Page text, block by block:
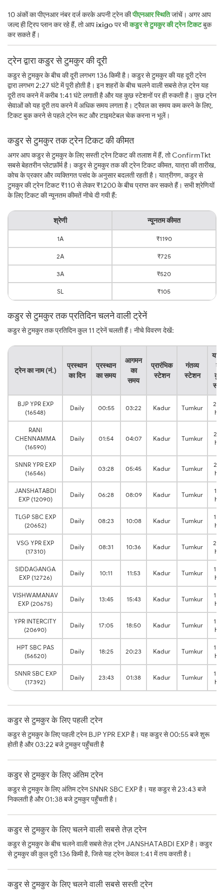
10 अंकों का पीएनआर नंबर दर्ज करके अपनी ट्रेन कीपीएनआर स्थितिजांचें। अगर आप
जल्द ही ट्रिप प्लान कर रहे हैं, तो आपixigoपर भीकडुर से टुमकुर की ट्रेन टिकटबुक
कर सकते हैं।
ट्रेन द्वारा कडुर से टुमकुर की दूरी
कडुर से टुमकुर के बीच की दूरी लगभग 136 किमी है। कडुर से टुमकुर की यह दूरी ट्रेन
द्वारा लगभग 2:27 घंटे में पूरी होती है। इन शहरों के बीच चलने वाली सबसे तेज़ ट्रेन यह
दूरी तय करने में करीब 1:41 घंटे लगाती है और यह कुछ स्टेशनों पर ही रुकती है। कुछ ट्रेन
सेवाओं को यह दूरी तय करने में अधिक समय लगता है। ट्रैवल का समय कम करने के लिए,
टिकट बुक करने से पहले ट्रेन रूट और टाइमटेबल चेक करना न भूलें।
कडुर से टुमकुर तक ट्रेन टिकट की कीमत
अगर आप कडुर से टुमकुर के लिए सस्ती ट्रेन टिकट की तलाश में हैं, तो ConfirmTkt
सबसे बेहतरीन प्लेटफ़ॉर्म है। कडुर से टुमकुर तक की ट्रेन टिकट कीमत, यात्रा की तारीख,
कोच के प्रकार और व्यक्तिगत पसंद के अनुसार बदलती रहती है। यात्रीगण, कडुर से
टुमकुर की ट्रेन टिकट ₹110 से लेकर ₹1200 के बीच प्राप्त कर सकते हैं। सभी श्रेणियों
के लिए टिकट की न्यूनतम कीमतें नीचे दी गयी हैं:
श्रेणी न्यूनतम कीमत
1A ₹1190
2A ₹725
3A ₹520
SL ₹105
कडुर से टुमकुर तक प्रतिदिन चलने वाली ट्रेनें
कडुर से टुमकुर तक प्रतिदिन कुल 11 ट्रेनें चलती हैं। नीचे विवरण देखें:
ट्रेन का नाम (नं.)
प्रस्थान
का दिन
प्रस्थान
का समय
आगमन
का
समय
प्रारंभिक
स्टेशन
गंतव्य
स्टेशन
का
कुल
BJP YPR EXP
(16548)
Daily 00:55 03:22 Kadur Tumkur
hrs
RANI
CHENNAMMA
(16590)
Daily 01:54 04:07 Kadur Tumkur
2:13
hrs
SNNR YPR EXP
(16546)
Daily 03:28 05:45 Kadur Tumkur
2:17
hrs
JANSHATABDI
EXP (12090)
Daily 06:28 08:09 Kadur Tumkur
1:41
hrs
TLGP SBC EXP
(20652)
Daily 08:23 10:08 Kadur Tumkur
1:45
hrs
VSG YPR EXP
(17310)
Daily 08:31 10:36 Kadur Tumkur
hrs
SIDDAGANGA
EXP (12726)
Daily 10:11 11:53 Kadur Tumkur
1:42
hrs
VISHWAMANAV
EXP (20675)
Daily 13:45 15:43 Kadur Tumkur
1:58
hrs
YPR INTERCITY
(20690)
Daily 17:05 18:50 Kadur Tumkur
1:45
hrs
HPT SBC PAS
(56520)
Daily 18:25 20:23 Kadur Tumkur
1:58
hrs
SNNR SBC EXP
(17392)
Daily 23:43 01:38 Kadur Tumkur
1:55
hrs
कडुर से टुमकुर के लिए पहली ट्रेन
कडुर से टुमकुर के लिए पहली ट्रेन BJP YPR EXP है। यह कडुर से 00:55 बजे शुरू
होती है और 03:22 बजे टुमकुर पहुँचती है
कडुर से टुमकुर के लिए अंतिम ट्रेन
कडुर से टुमकुर के लिए अंतिम ट्रेन SNNR SBC EXP है। यह कडुर से 23:43 बजे
निकलती है और 01:38 बजे टुमकुर पहुँचती है।
कडुर से टुमकुर के लिए चलने वाली सबसे तेज़ ट्रेन
कडुर से टुमकुर के बीच चलने वाली सबसे तेज़ ट्रेन JANSHATABDI EXP है। कडुर
से टुमकुर की कुल दूरी 136 किमी है, जिसे यह ट्रेन केवल 1:41 में तय करती है।
कडुर से टुमकुर के लिए चलने वाली सबसे सस्ती ट्रेन